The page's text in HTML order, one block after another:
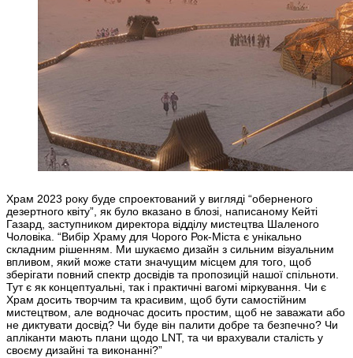
Храм 2023 року буде спроектований у вигляді “оберненого
дезертного квіту”, як було вказано в блозі, написаному Кейті
Газард, заступником директора відділу мистецтва Шаленого
Чоловіка. “Вибір Храму для Чорого Рок-Міста є унікально
складним рішенням. Ми шукаємо дизайн з сильним візуальним
впливом, який може стати значущим місцем для того, щоб
зберігати повний спектр досвідів та пропозицій нашої спільноти.
Тут є як концептуальні, так і практичні вагомі міркування. Чи є
Храм досить творчим та красивим, щоб бути самостійним
мистецтвом, але водночас досить простим, щоб не заважати або
не диктувати досвід? Чи буде він палити добре та безпечно? Чи
апліканти мають плани щодо LNT, та чи врахували сталість у
своєму дизайні та виконанні?”